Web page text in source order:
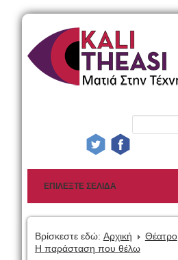
Βρίσκεστε εδώ: Αρχική
Θέατρο
Η παράσταση που θέλω